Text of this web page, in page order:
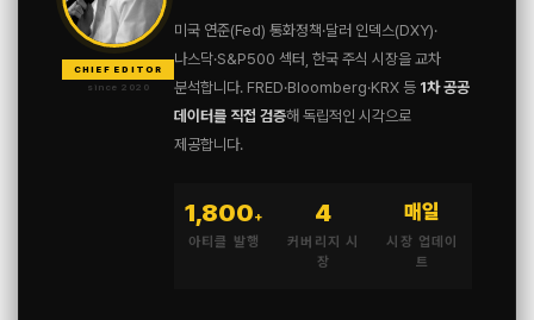
CHIEF EDITOR
since 2020
미국 연준(Fed) 통화정책·달러 인덱스(DXY)·
나스닥·S&P500 섹터, 한국 주식 시장을 교차
분석합니다. FRED·Bloomberg·KRX 등 1차 공공
데이터를 직접 검증해 독립적인 시각으로
제공합니다.
1,800+
아티클 발행
4
커버리지 시
장
매일
시장 업데이
트